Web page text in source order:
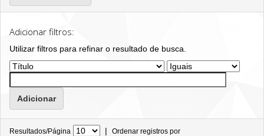
Adicionar filtros:
Utilizar filtros para refinar o resultado de busca.
Resultados/Página | Ordenar registros por